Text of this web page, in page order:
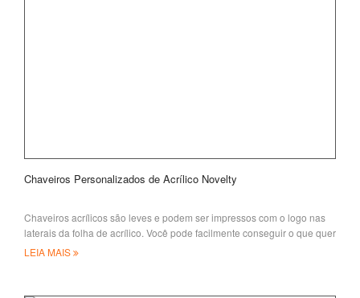
Chaveiros Personalizados de Acrílico Novelty
Chaveiros acrílicos são leves e podem ser impressos com o logo nas
laterais da folha de acrílico. Você pode facilmente conseguir o que quer
no seu O
LEIA MAIS